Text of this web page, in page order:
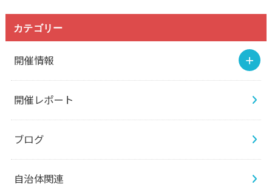
カテゴリー
開催情報
開催レポート
ブログ
自治体関連